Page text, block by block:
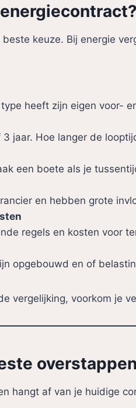
keuze. Bij energie
heeft zijn eigen voor-
jaar. Hoe langer de
een boete als je
en hebben grote
regels en kosten voor
opgebouwd en of
vergelijking, voorkom je
hangt af van je huidige